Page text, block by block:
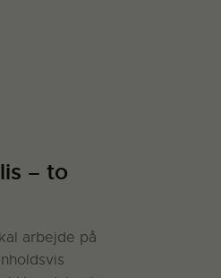
– to
arbejde på